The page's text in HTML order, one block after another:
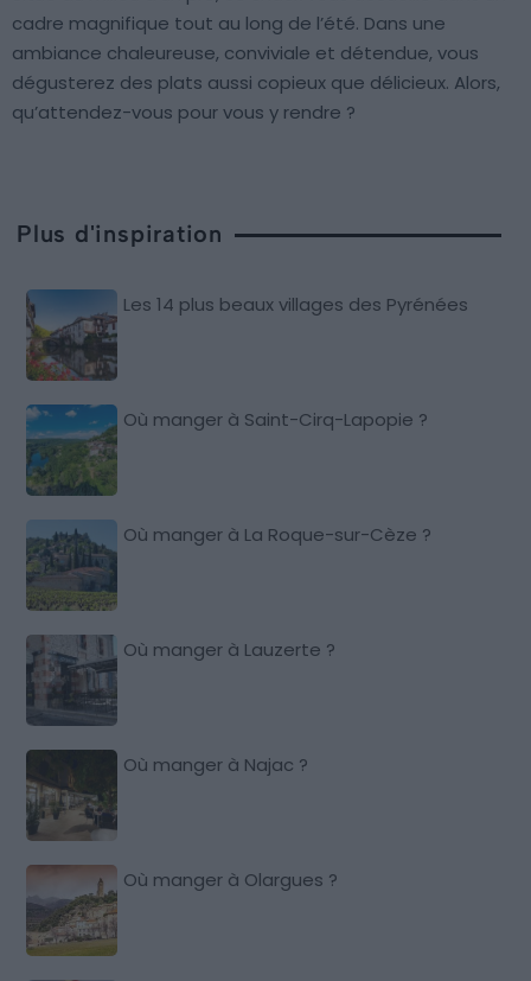
cadre magnifique tout au long de l’été. Dans une
ambiance chaleureuse, conviviale et détendue, vous
dégusterez des plats aussi copieux que délicieux. Alors,
qu’attendez-vous pour vous y rendre ?
Plus d'inspiration
Les 14 plus beaux villages des Pyrénées
Où manger à Saint-Cirq-Lapopie ?
Où manger à La Roque-sur-Cèze ?
Où manger à Lauzerte ?
Où manger à Najac ?
Où manger à Olargues ?